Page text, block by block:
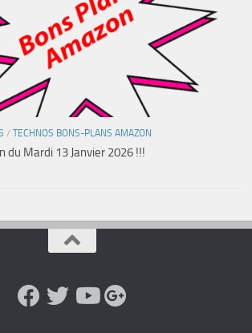
/ TECHNOS BONS-PLANS AMAZON
du Mardi 13 Janvier 2026 !!!